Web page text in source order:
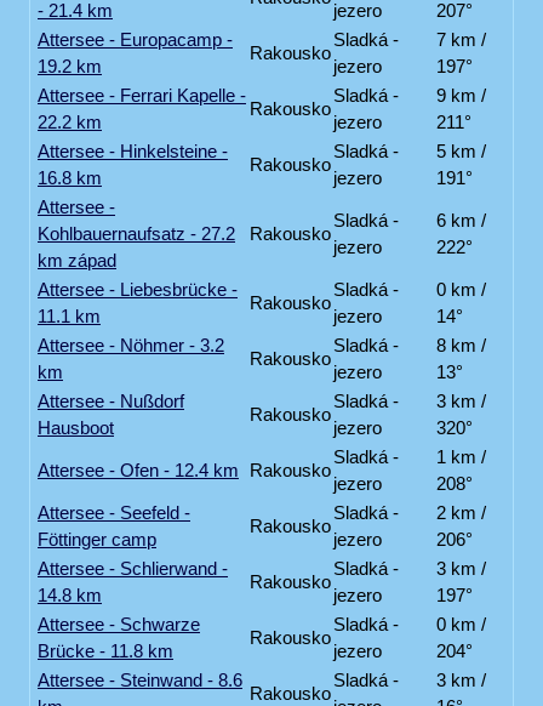
- 21.4 km jezero
207°
Attersee - Europacamp -
19.2 km
Rakousko
Sladká -
jezero
7 km /
197°
Attersee - Ferrari Kapelle -
22.2 km
Rakousko
Sladká -
jezero
9 km /
211°
Attersee - Hinkelsteine -
16.8 km
Rakousko
Sladká -
jezero
5 km /
191°
Attersee -
Kohlbauernaufsatz - 27.2
km západ
Rakousko
Sladká -
jezero
6 km /
222°
Attersee - Liebesbrücke -
11.1 km
Rakousko
Sladká -
jezero
0 km /
14°
Attersee - Nöhmer - 3.2
km
Rakousko
Sladká -
jezero
8 km /
13°
Attersee - Nußdorf
Hausboot
Rakousko
Sladká -
jezero
3 km /
320°
Attersee - Ofen - 12.4 km Rakousko
Sladká -
jezero
1 km /
208°
Attersee - Seefeld -
Föttinger camp
Rakousko
Sladká -
jezero
2 km /
206°
Attersee - Schlierwand -
14.8 km
Rakousko
Sladká -
jezero
3 km /
197°
Attersee - Schwarze
Brücke - 11.8 km
Rakousko
Sladká -
jezero
0 km /
204°
Attersee - Steinwand - 8.6
Rakousko
Sladká -
3 km /